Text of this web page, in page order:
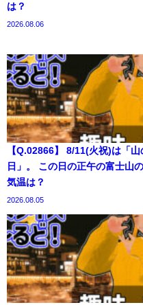
は？
2026.08.06
【Q.02866】 8/11(火祝)は「山
日」。 この日の正午の富士山の
気温は？
2026.08.05